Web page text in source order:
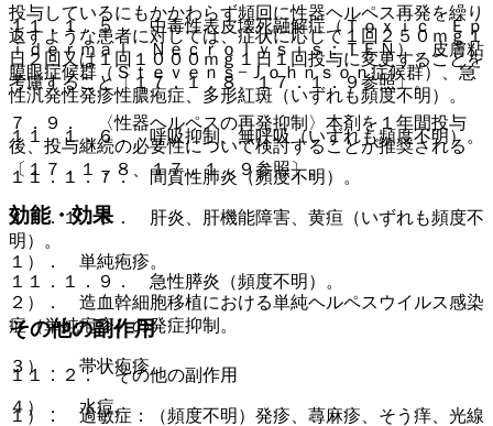
１１．１．５． 中毒性表皮壊死融解症（Ｔｏｘｉｃ Ｅｐ
ｉｄｅｒｍａｌ Ｎｅｃｒｏｌｙｓｉｓ：ＴＥＮ）、皮膚粘
膜眼症候群（Ｓｔｅｖｅｎｓ−Ｊｏｈｎｓｏｎ症候群）、急
性汎発性発疹性膿疱症、多形紅斑（いずれも頻度不明）。
１１．１．６． 呼吸抑制、無呼吸（いずれも頻度不明）。
１１．１．７． 間質性肺炎（頻度不明）。
１１．１．８． 肝炎、肝機能障害、黄疸（いずれも頻度不
明）。
１１．１．９． 急性膵炎（頻度不明）。
その他の副作用
１１．２． その他の副作用
１）． 過敏症：（頻度不明）発疹、蕁麻疹、そう痒、光線
投与しているにもかかわらず頻回に性器ヘルペス再発を繰り
返すような患者に対しては、症状に応じて１回２５０ｍｇ１
日２回又は１回１０００ｍｇ１日１回投与に変更することを
考慮すること〔１７．１．８、１７．１．９参照〕。
７．９． 〈性器ヘルペスの再発抑制〉本剤を１年間投与
後、投与継続の必要性について検討することが推奨される
〔１７．１．８、１７．１．９参照〕。
効能・効果
１）． 単純疱疹。
２）． 造血幹細胞移植における単純ヘルペスウイルス感染
症（単純疱疹）の発症抑制。
３）． 帯状疱疹。
４）． 水痘。